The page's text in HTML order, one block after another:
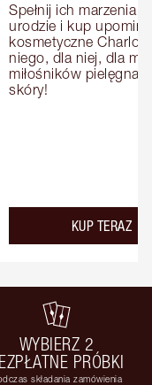
Spełnij ich marzenia o
urodzie i kup
kosmetyczne
niego, dla niej, dla
miłośników pielęgnacji
skóry!
KUP TERAZ
WYBIERZ 2
PRÓBKI
składania zamówienia